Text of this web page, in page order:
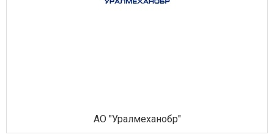
АО "Уралмеханобр"